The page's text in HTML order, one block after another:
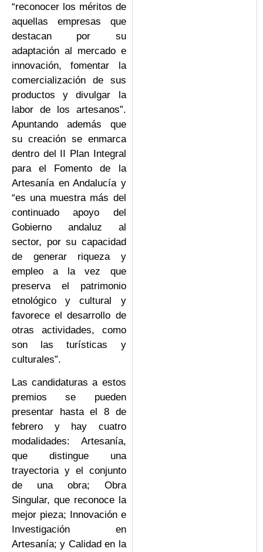
“reconocer los méritos de
aquellas empresas que
destacan por su
adaptación al mercado e
innovación, fomentar la
comercialización de sus
productos y divulgar la
labor de los artesanos”.
Apuntando además que
su creación se enmarca
dentro del II Plan Integral
para el Fomento de la
Artesanía en Andalucía y
“es una muestra más del
continuado apoyo del
Gobierno andaluz al
sector, por su capacidad
de generar riqueza y
empleo a la vez que
preserva el patrimonio
etnológico y cultural y
favorece el desarrollo de
otras actividades, como
son las turísticas y
culturales”.
Las candidaturas a estos
premios se pueden
presentar hasta el 8 de
febrero y hay cuatro
modalidades: Artesanía,
que distingue una
trayectoria y el conjunto
de una obra; Obra
Singular, que reconoce la
mejor pieza; Innovación e
Investigación en
Artesanía; y Calidad en la